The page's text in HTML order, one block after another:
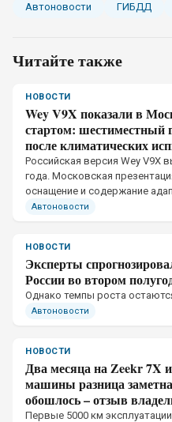
Автоновости ГИБДД
Читайте также
НОВОСТИ
Wey V9X показали в
стартом: шестиместный
после климатических
Российская версия Wey V9X
года. Московская
оснащение и содержание
шестиместный кроссовер
Автоновости
НОВОСТИ
Эксперты
России во втором
Однако темпы роста
Автоновости
НОВОСТИ
Два месяца на Zeekr 7X
машины разница заметна
обошлось – отзыв
Первые 5000 км